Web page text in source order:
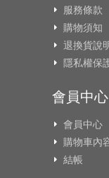
服務條款
購物須知
退換貨說
隱私權保
會員中心
會員中心
購物車內
結帳